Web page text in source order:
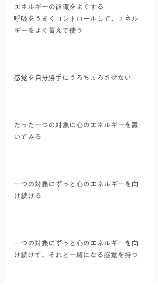
エネルギーの循環をよくする
呼吸をうまくコントロールして、エネル
ギーをよく蓄えて使う
感覚を自分勝手にうろちょろさせない
たった一つの対象に心のエネルギーを置
いてみる
一つの対象にずっと心のエネルギーを向
け続ける
一つの対象にずっと心のエネルギーを向
け続けて、それと一緒になる感覚を持つ